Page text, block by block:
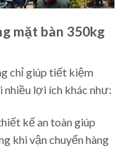
mặt bàn 350kg
chỉ giúp tiết kiệm
nhiều lợi ích khác như:
kế an toàn giúp
khi vận chuyển hàng